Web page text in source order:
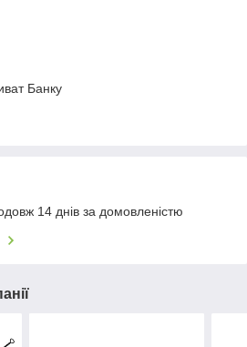
Банку
14 днів за домовленістю